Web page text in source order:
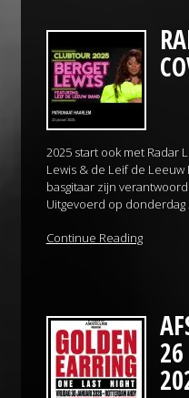
2025 start ook met Radar
Lewis & de Leif de
basgitaar zijn
Uitgevoerd op donderdag
Continue Reading